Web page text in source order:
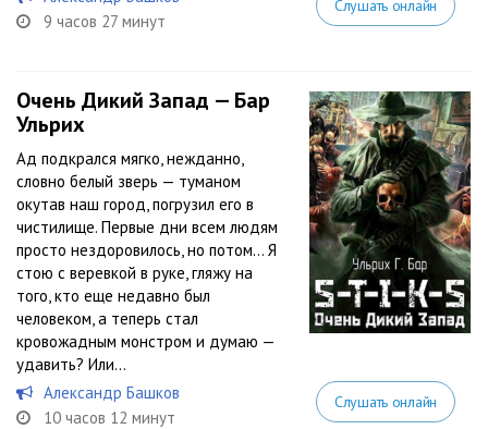
9 часов 27 минут
Слушать онлайн
Очень Дикий Запад — Бар
Ульрих
Ад подкрался мягко, нежданно,
словно белый зверь — туманом
окутав наш город, погрузил его в
чистилище. Первые дни всем людям
просто нездоровилось, но потом… Я
стою с веревкой в руке, гляжу на
того, кто еще недавно был
человеком, а теперь стал
кровожадным монстром и думаю —
удавить? Или...
Александр Башков
10 часов 12 минут
Слушать онлайн